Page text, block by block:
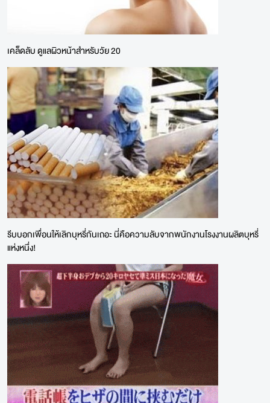
เคล็ดลับ ดูแลผิวหน้าสำหรับวัย 20
รีบบอกเพื่อนให้เลิกบุหรี่กันเถอะ นี่คือความลับจากพนักงานโรงงานผลิตบุหรี่
แห่งหนึ่ง!